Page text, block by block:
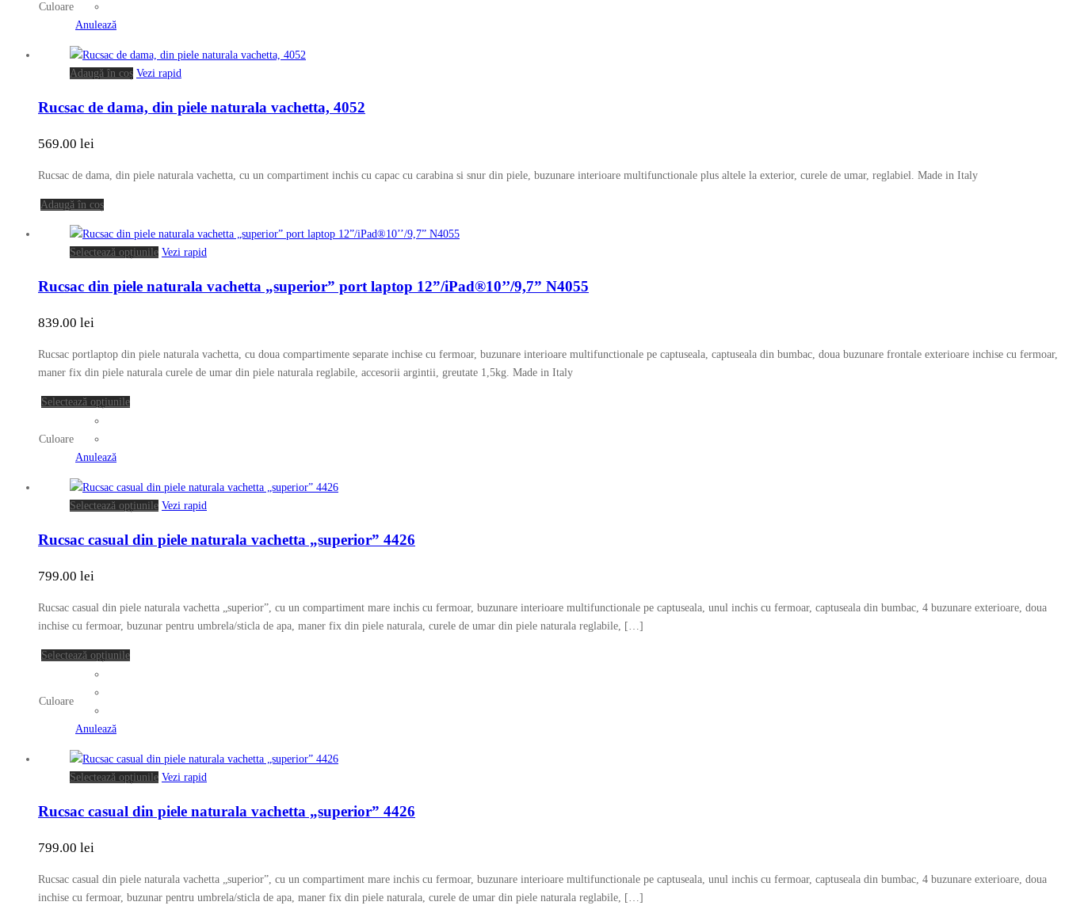
variații.
Opțiunile
fi
pagina
Culoare
Anulează
Adaugă în coș Vezi rapid
Rucsac de dama, din piele naturala vachetta, 4052
569.00 lei
Rucsac de dama, din piele naturala vachetta, cu un compartiment inchis cu capac cu carabina si snur din piele, buzunare interioare multifunctionale plus altele la exterior, curele de umar, reglabiel. Made in Italy
Adaugă în coș
Selectează opțiunile Acest
are
Opțiunile
pot
Vezi rapid
Rucsac din piele naturala vachetta „superior” port laptop 12”/iPad®10’’/9,7” N4055
839.00 lei
Rucsac portlaptop din piele naturala vachetta, cu doua compartimente separate inchise cu fermoar, buzunare interioare multifunctionale pe captuseala, captuseala din bumbac, doua buzunare frontale exterioare inchise cu fermoar,
maner fix din piele naturala curele de umar din piele naturala reglabile, accesorii argintii, greutate 1,5kg. Made in Italy
Selectează opțiunileAcest
variații.
Opțiunile
fi
pagina
Culoare
Anulează
Selectează opțiunile Acest
are
Opțiunile
pot
Vezi rapid
Rucsac casual din piele naturala vachetta „superior” 4426
799.00 lei
Rucsac casual din piele naturala vachetta „superior”, cu un compartiment mare inchis cu fermoar, buzunare interioare multifunctionale pe captuseala, unul inchis cu fermoar, captuseala din bumbac, 4 buzunare exterioare, doua
inchise cu fermoar, buzunar pentru umbrela/sticla de apa, maner fix din piele naturala, curele de umar din piele naturala reglabile, […]
Selectează opțiunileAcest
Opțiunile
pot
alese
produsului.
Culoare
Anulează
Selectează opțiunile Acest
are
Opțiunile
pot
Vezi rapid
Rucsac casual din piele naturala vachetta „superior” 4426
799.00 lei
Rucsac casual din piele naturala vachetta „superior”, cu un compartiment mare inchis cu fermoar, buzunare interioare multifunctionale pe captuseala, unul inchis cu fermoar, captuseala din bumbac, 4 buzunare exterioare, doua
inchise cu fermoar, buzunar pentru umbrela/sticla de apa, maner fix din piele naturala, curele de umar din piele naturala reglabile, […]